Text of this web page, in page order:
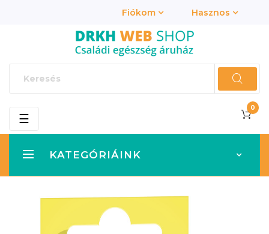
Fiókom Hasznos
0
KATEGÓRIÁINK
Toggle
navigation
☰